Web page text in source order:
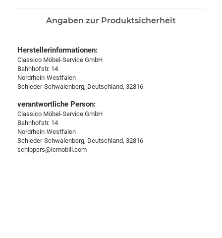
Angaben zur Produktsicherheit
Herstellerinformationen:
Classico Möbel-Service GmbH
Bahnhofstr. 14
Nordrhein-Westfalen
Schieder-Schwalenberg, Deutschland, 32816
verantwortliche Person:
Classico Möbel-Service GmbH
Bahnhofstr. 14
Nordrhein-Westfalen
Schieder-Schwalenberg, Deutschland, 32816
schippers@lcmobili.com